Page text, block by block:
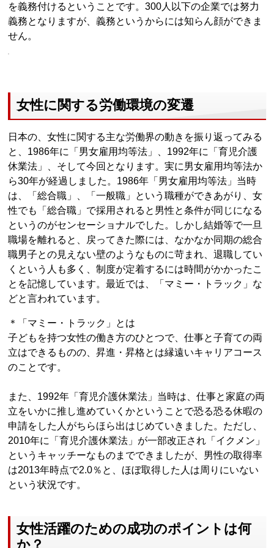
を義務付けるということです。300人以下の企業では努力
義務となりますが、義務というからには知らん顔ができま
せん。
女性に関する労働環境の変遷
日本の、女性に関する主な労働界の動きを振り返ってみる
と、1986年に「男女雇用均等法」、1992年に「育児介護
休業法」、そして今回となります。実に男女雇用均等法か
ら30年が経過しました。1986年「男女雇用均等法」当時
は、「総合職」、「一般職」という職種ができあがり、女
性でも「総合職」で採用されると男性と条件が同じになる
というのがセンセーショナルでした。しかし結婚等で一旦
職場を離れると、戻ってきた際には、なかなか同期の総合
職男子との見えない壁のようなものに苛まれ、退職してい
くという人も多く、制度が定着するには時間がかかったこ
とを記憶しています。最近では、「マミー・トラック」な
どと言われています。
＊「マミー・トラック」とは
子どもを持つ女性の働き方のひとつで、仕事と子育ての両
立はできるものの、昇進・昇格とは縁遠いキャリアコース
のことです。
また、1992年「育児介護休業法」当時は、仕事と家庭の両
立をいかに推し進めていくかということで恐る恐る休暇の
申請をした人がちらほら出はじめていきました。ただし、
2010年に「育児介護休業法」が一部改正され「イクメン」
というキャッチーなものまでできましたが、男性の取得率
は2013年時点で2.0％と、ほぼ取得した人は周りにいない
という状況です。
女性活躍のための成功のポイントは何
か？